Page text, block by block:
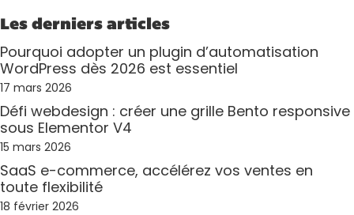
Les derniers articles
Pourquoi adopter un plugin d’automatisation
WordPress dès 2026 est essentiel
17 mars 2026
Défi webdesign : créer une grille Bento responsive
sous Elementor V4
15 mars 2026
SaaS e-commerce, accélérez vos ventes en
toute flexibilité
18 février 2026